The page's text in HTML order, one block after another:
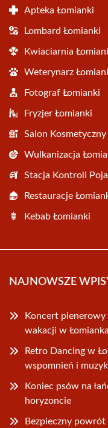
Apteka Łomianki
Lombard Łomianki
Kwiaciarnia
Weterynarz
Fotograf Łomianki
Fryzjer Łomianki
Salon Kosmetyczny
Wulkanizacja
Stacja Kontroli
Restauracje
Kebab Łomianki
NAJNOWSZE
Koncert plenerowy
wakacji w
Retro Dancing w
wspomnień i
Koniec psów na
horyzoncie
Bezpieczny